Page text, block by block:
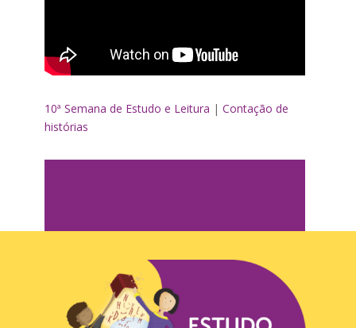
10ª Semana de Estudo e Leitura | Contação de
histórias